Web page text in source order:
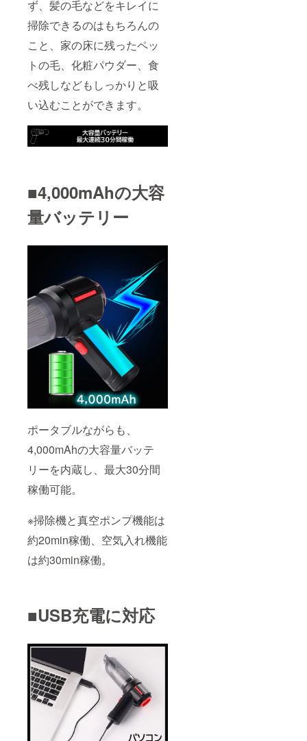
ず、髪の毛などをキレイに
掃除できるのはもちろんの
こと、家の床に残ったペッ
トの毛、化粧パウダー、食
べ残しなどもしっかりと吸
い込むことができます。
■4,000mAhの大容
量バッテリー
ポータブルながらも、
4,000mAhの大容量バッテ
リーを内蔵し、最大30分間
稼働可能。
※掃除機と真空ポンプ機能は
約20min稼働、空気入れ機能
は約30min稼働。
■USB充電に対応